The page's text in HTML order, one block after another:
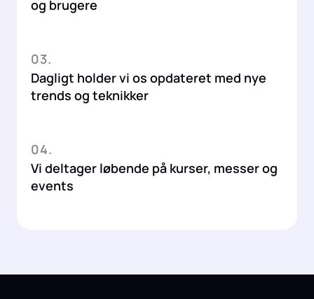
og brugere
03.
Dagligt holder vi os opdateret med nye
trends og teknikker
04.
Vi deltager løbende på kurser, messer og
events